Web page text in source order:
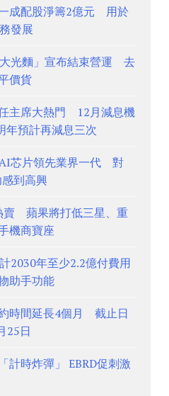
成配股淨籌2億元 用於
發展
光麵」宣布結束營運 去
價貨
主席大熱門 12月減息機
年預計再減息三次
芯片領先業界一代 對
到高興
賣 蘋果將打低三星、重
機商寶座
2030年至少2.2億付費用
助手功能
時間延長4個月 截止日
25日
計時炸彈」 EBRD促刺激